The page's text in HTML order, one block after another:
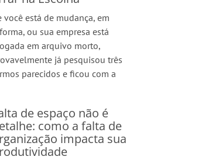
você está de mudança, em
ou sua empresa está
em arquivo morto,
já pesquisou três
parecidos e ficou com a
de espaço não é
como a falta de
impacta sua